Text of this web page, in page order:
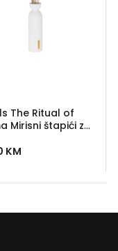
The Ritual of
Mirisni štapići za
KM